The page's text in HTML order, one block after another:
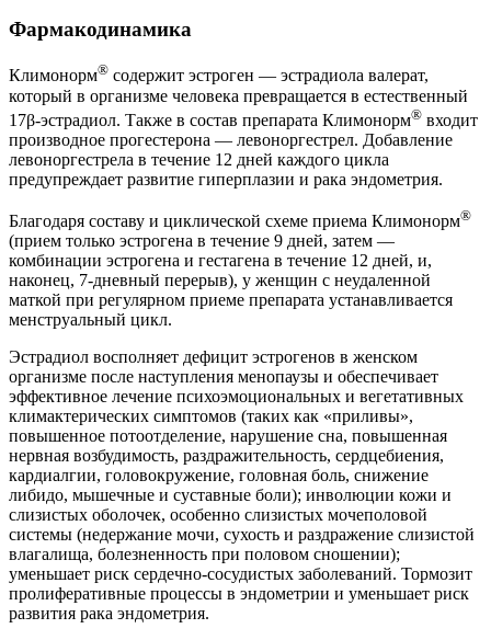
Фармакодинамика
Климонорм® содержит эстроген — эстрадиола валерат,
который в организме человека превращается в естественный
17β-эстрадиол. Также в состав препарата Климонорм® входит
производное прогестерона — левоноргестрел. Добавление
левоноргестрела в течение 12 дней каждого цикла
предупреждает развитие гиперплазии и рака эндометрия.
Благодаря составу и циклической схеме приема Климонорм®
(прием только эстрогена в течение 9 дней, затем —
комбинации эстрогена и гестагена в течение 12 дней, и,
наконец, 7-дневный перерыв), у женщин с неудаленной
маткой при регулярном приеме препарата устанавливается
менструальный цикл.
Эстрадиол восполняет дефицит эстрогенов в женском
организме после наступления менопаузы и обеспечивает
эффективное лечение психоэмоциональных и вегетативных
климактерических симптомов (таких как «приливы»,
повышенное потоотделение, нарушение сна, повышенная
нервная возбудимость, раздражительность, сердцебиения,
кардиалгии, головокружение, головная боль, снижение
либидо, мышечные и суставные боли); инволюции кожи и
слизистых оболочек, особенно слизистых мочеполовой
системы (недержание мочи, сухость и раздражение слизистой
влагалища, болезненность при половом сношении);
уменьшает риск сердечно-сосудистых заболеваний. Тормозит
пролиферативные процессы в эндометрии и уменьшает риск
развития рака эндометрия.